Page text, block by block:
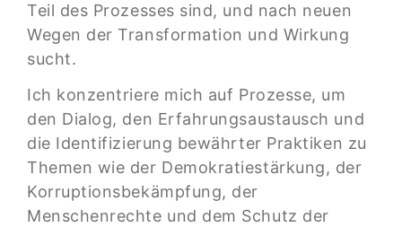
Teil des Prozesses sind, und nach neuen
Wegen der Transformation und Wirkung
sucht.
Ich konzentriere mich auf Prozesse, um
den Dialog, den Erfahrungsaustausch und
die Identifizierung bewährter Praktiken zu
Themen wie der Demokratiestärkung, der
Korruptionsbekämpfung, der
Menschenrechte und dem Schutz der